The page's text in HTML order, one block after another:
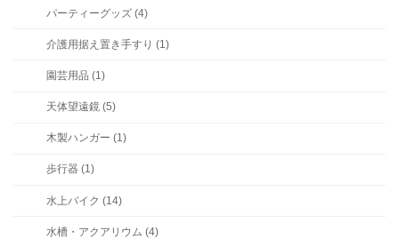
パーティーグッズ (4)
介護用据え置き手すり (1)
園芸用品 (1)
天体望遠鏡 (5)
木製ハンガー (1)
歩行器 (1)
水上バイク (14)
水槽・アクアリウム (4)